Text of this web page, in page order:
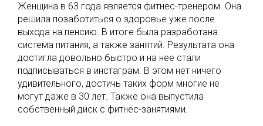
Женщина в 63 года является фитнес-тренером. Она
решила позаботиться о здоровье уже после
выхода на пенсию. В итоге была разработана
система питания, а также занятий. Результата она
достигла довольно быстро и на нее стали
подписываться в инстаграм. В этом нет ничего
удивительного, достичь таких форм многие не
могут даже в 30 лет. Также она выпустила
собственный диск с фитнес-занятиями.